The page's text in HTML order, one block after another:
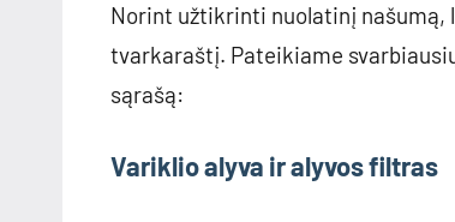
Norint užtikrinti nuolatinį našumą,
tvarkaraštį. Pateikiame
sąrašą:
Variklio alyva ir alyvos filtras